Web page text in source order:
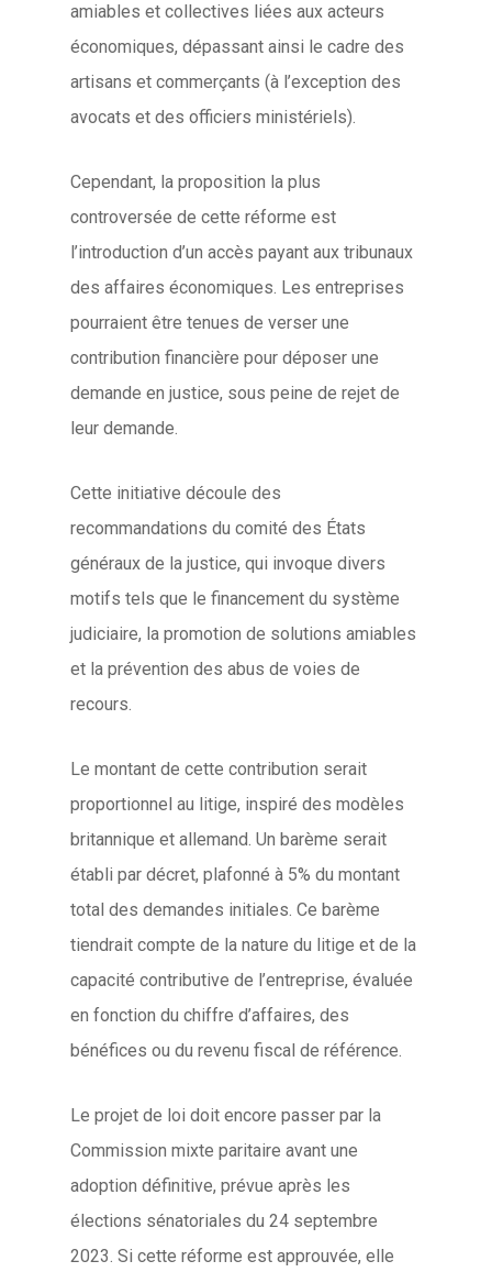
amiables et collectives liées aux acteurs
économiques, dépassant ainsi le cadre des
artisans et commerçants (à l’exception des
avocats et des officiers ministériels).
Cependant, la proposition la plus
controversée de cette réforme est
l’introduction d’un accès payant aux tribunaux
des affaires économiques. Les entreprises
pourraient être tenues de verser une
contribution financière pour déposer une
demande en justice, sous peine de rejet de
leur demande.
Cette initiative découle des
recommandations du comité des États
généraux de la justice, qui invoque divers
motifs tels que le financement du système
judiciaire, la promotion de solutions amiables
et la prévention des abus de voies de
recours.
Le montant de cette contribution serait
proportionnel au litige, inspiré des modèles
britannique et allemand. Un barème serait
établi par décret, plafonné à 5% du montant
total des demandes initiales. Ce barème
tiendrait compte de la nature du litige et de la
capacité contributive de l’entreprise, évaluée
en fonction du chiffre d’affaires, des
bénéfices ou du revenu fiscal de référence.
Le projet de loi doit encore passer par la
Commission mixte paritaire avant une
adoption définitive, prévue après les
élections sénatoriales du 24 septembre
2023. Si cette réforme est approuvée, elle